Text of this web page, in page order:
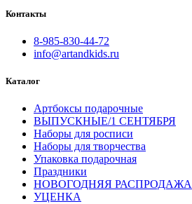
Контакты
8-985-830-44-72
info@artandkids.ru
Каталог
Артбоксы подарочные
ВЫПУСКНЫЕ/1 СЕНТЯБРЯ
Наборы для росписи
Наборы для творчества
Упаковка подарочная
Праздники
НОВОГОДНЯЯ РАСПРОДАЖА
УЦЕНКА